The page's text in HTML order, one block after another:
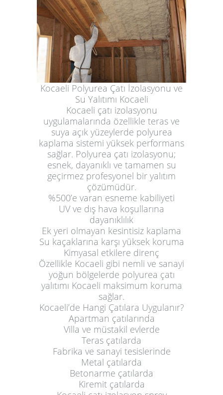
Kocaeli Polyurea Çatı İzolasyonu ve
Su Yalıtımı Kocaeli
Kocaeli çatı izolasyonu
uygulamalarında özellikle teras ve
suya açık yüzeylerde polyurea
kaplama sistemi yüksek performans
sağlar. Polyurea çatı izolasyonu;
esnek, dayanıklı ve tamamen su
geçirmez profesyonel bir yalıtım
çözümüdür.
%500’e varan esneme kabiliyeti
UV ve dış hava koşullarına
dayanıklılık
Ek yeri olmayan kesintisiz kaplama
Su kaçaklarına karşı yüksek koruma
Kimyasal etkilere direnç
Özellikle Kocaeli gibi nemli ve sanayi
yoğun bölgelerde polyurea çatı
yalıtımı Kocaeli maksimum koruma
sağlar.
Kocaeli’de Hangi Çatılara Uygulanır?
Apartman çatılarında
Villa ve müstakil evlerde
Teras çatılarda
Fabrika ve sanayi tesislerinde
Metal çatılarda
Betonarme çatılarda
Kiremit çatılarda